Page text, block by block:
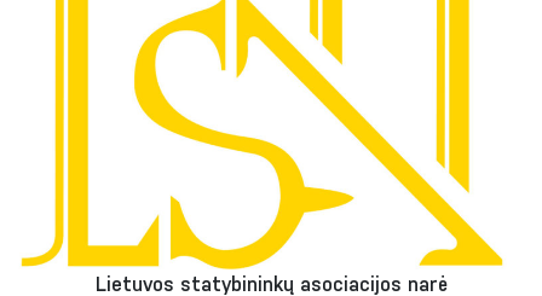
Lietuvos statybininkų asociacijos narė